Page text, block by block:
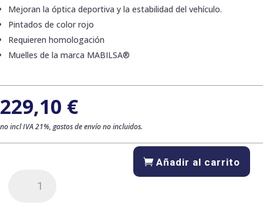
Mejoran la óptica deportiva y la estabilidad del vehículo.
Pintados de color rojo
Requieren homologación
Muelles de la marca MABILSA®
229,10 €
no incl IVA 21%, gastos de envío no incluidos.
Añadir al carrito